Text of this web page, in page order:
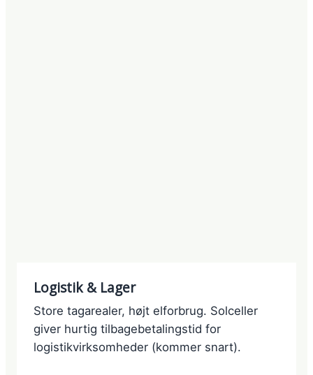
Logistik & Lager
Store tagarealer, højt elforbrug. Solceller
giver hurtig tilbagebetalingstid for
logistikvirksomheder (kommer snart).